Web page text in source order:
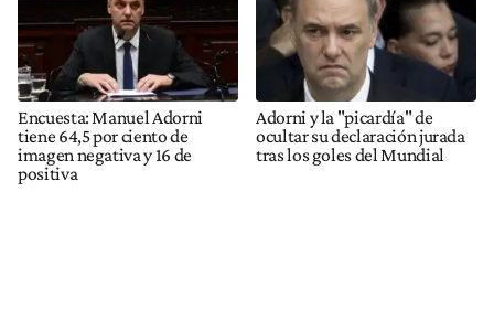
Encuesta: Manuel Adorni
tiene 64,5 por ciento de
imagen negativa y 16 de
positiva
Adorni y la "picardía" de
ocultar su declaración jurada
tras los goles del Mundial